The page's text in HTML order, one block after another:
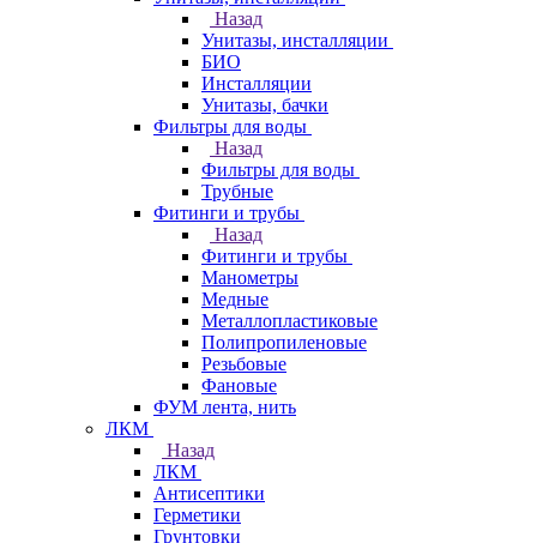
Назад
Унитазы, инсталляции
БИО
Инсталляции
Унитазы, бачки
Фильтры для воды
Назад
Фильтры для воды
Трубные
Фитинги и трубы
Назад
Фитинги и трубы
Манометры
Медные
Металлопластиковые
Полипропиленовые
Резьбовые
Фановые
ФУМ лента, нить
ЛКМ
Назад
ЛКМ
Антисептики
Герметики
Грунтовки